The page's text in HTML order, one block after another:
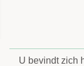
U bevindt zich